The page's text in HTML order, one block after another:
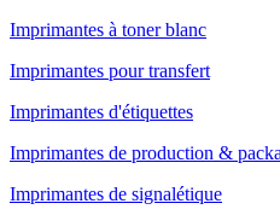
Imprimantes à toner blanc
Imprimantes pour transfert
Imprimantes d'étiquettes
Imprimantes de production &
Imprimantes de signalétique